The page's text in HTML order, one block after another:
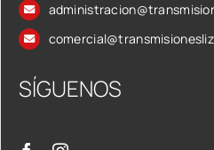
SÍGUENOS